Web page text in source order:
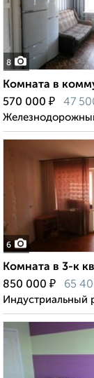
8
Комната в
570 000 ₽ 47
6
Комната в 3-к
850 000 ₽ 65
Индустриальный